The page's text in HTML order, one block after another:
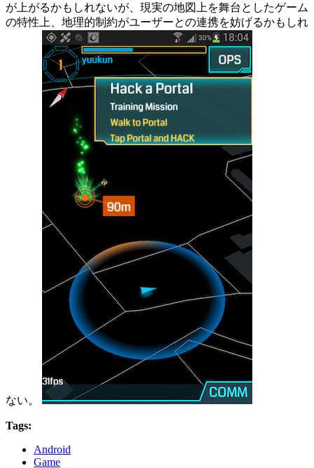
が上がるかもしれないが、現実の地図上を舞台としたゲーム
の特性上、地理的制約がユーザーとの連携を妨げるかもしれ
ない。
Tags:
Android
Game